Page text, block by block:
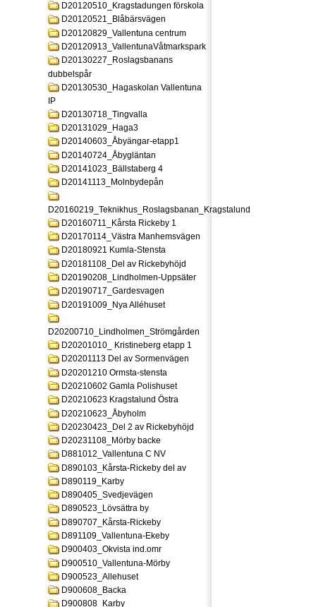
D20120510_Kragstadungen förskola
D20120521_Blåbärsvägen
D20120829_Vallentuna centrum
D20120913_VallentunaVåtmarkspark
D20130227_Roslagsbanans
dubbelspår
D20130530_Hagaskolan Vallentuna
IP
D20130718_Tingvalla
D20131029_Haga3
D20140603_Åbyängar-etapp1
D20140724_Åbygläntan
D20141023_Bällstaberg 4
D20141113_Molnbydepån
D20160219_Teknikhus_Roslagsbanan_Kragstalund
D20160711_Kårsta Rickeby 1
D20170114_Västra Manhemsvägen
D20180921 Kumla-Stensta
D20181108_Del av Rickebyhöjd
D20190208_Lindholmen-Uppsäter
D20190717_Gardesvagen
D20191009_Nya Alléhuset
D20200710_Lindholmen_Strömgården
D20201010_ Kristineberg etapp 1
D20201113 Del av Sormenvägen
D20201210 Ormsta-stensta
D20210602 Gamla Polishuset
D20210623 Kragstalund Östra
D20210623_Åbyholm
D20230423_Del 2 av Rickebyhöjd
D20231108_Mörby backe
D881012_Vallentuna C NV
D890103_Kårsta-Rickeby del av
D890119_Karby
D890405_Svedjevägen
D890523_Lövsättra by
D890707_Kårsta-Rickeby
D891109_Vallentuna-Ekeby
D900403_Okvista ind.omr
D900510_Vallentuna-Mörby
D900523_Allehuset
D900608_Backa
D900808_Karby